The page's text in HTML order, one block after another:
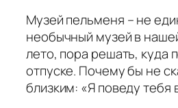
Музей пельменя – не
необычный музей в
лето, пора решать, куда
отпуске. Почему бы не
близким: «Я поведу тебя